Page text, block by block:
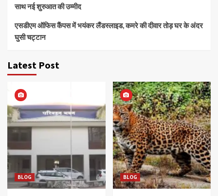
साथ नई शुरुआत की उम्मीद
एसडीएम ऑफिस कैंपस में भयंकर लैंडस्लाइड, कमरे की दीवार तोड़ घर के अंदर
घुसी चट्टान
Latest Post
BLOG BLOG